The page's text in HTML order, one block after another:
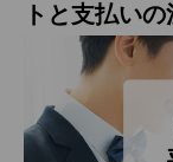
トと支払い